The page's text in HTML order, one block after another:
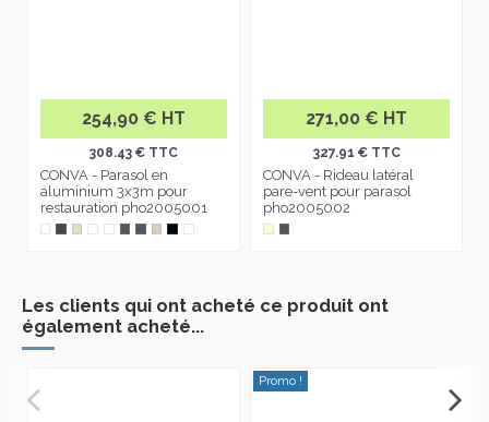
254,90 € HT
308.43 € TTC
CONVA - Parasol en
aluminium 3x3m pour
restauration pho2005001
271,00 € HT
327.91 € TTC
CONVA - Rideau latéral
pare-vent pour parasol
pho2005002
Les clients qui ont acheté ce produit ont
également acheté...
Promo !